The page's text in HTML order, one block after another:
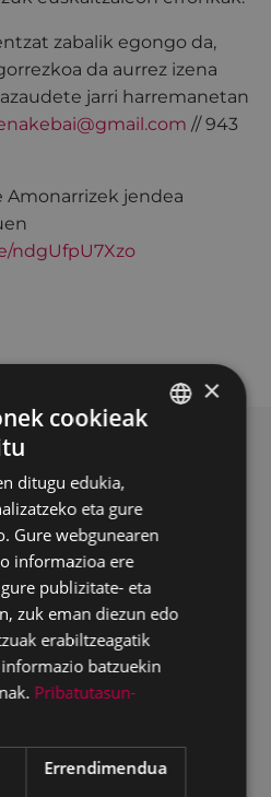
zabalik egongo da,
da aurrez izena
jarri harremanetan
// 943
Amonarrizek jendea
ndgUfpU7Xzo
×
cookieak
ditugu edukia,
eta gure
Gure webgunearen
informazioa ere
publizitate- eta
zuk eman diezun edo
erabiltzeagatik
batzuekin
Pribatutasun-
Errendimendua